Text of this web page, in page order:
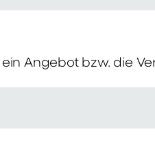
Angebot bzw. die